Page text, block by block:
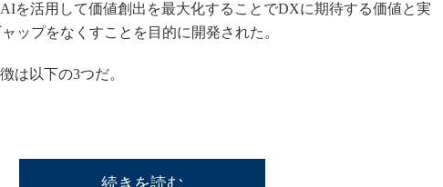
を活用して価値創出を最大化することでDXに期待する価値と実
ップをなくすことを目的に開発された。
は以下の3つだ。
続きを読む